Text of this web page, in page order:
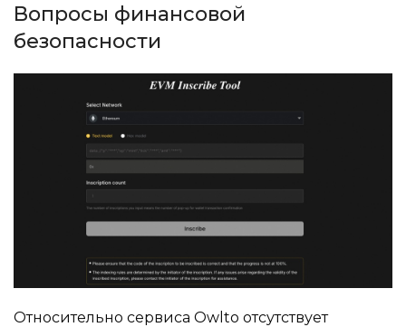
Вопросы финансовой
безопасности
Относительно сервиса Owlto отсутствует